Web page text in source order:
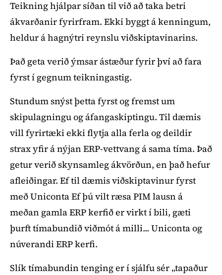
Teikning hjálpar síðan til við að taka betri
ákvarðanir fyrirfram. Ekki byggt á kenningum,
heldur á hagnýtri reynslu viðskiptavinarins.
Það geta verið ýmsar ástæður fyrir því að fara
fyrst í gegnum teikningastig.
Stundum snýst þetta fyrst og fremst um
skipulagningu og áfangaskiptingu. Til dæmis
vill fyrirtæki ekki flytja alla ferla og deildir
strax yfir á nýjan ERP-vettvang á sama tíma. Það
getur verið skynsamleg ákvörðun, en það hefur
afleiðingar. Ef til dæmis viðskiptavinur fyrst
með Uniconta Ef þú vilt ræsa PIM lausn á
meðan gamla ERP kerfið er virkt í bili, gæti
þurft tímabundið viðmót á milli... Uniconta og
núverandi ERP kerfi.
Slík tímabundin tenging er í sjálfu sér „tapaður